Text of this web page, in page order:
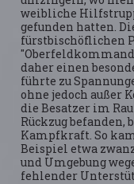
weibliche
gefunden hatten.
fürstbischöflichen
daher einen
führte zu
ohne jedoch außer
die Besatzer im
Rückzug befanden,
Kampfkraft. So
Beispiel etwa
und Umgebung
fehlender